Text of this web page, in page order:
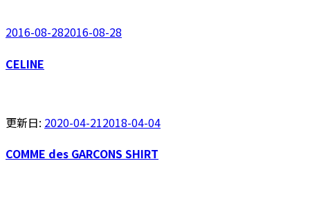
2016-08-282016-08-28
CELINE
更新日: 2020-04-212018-04-04
COMME des GARCONS SHIRT